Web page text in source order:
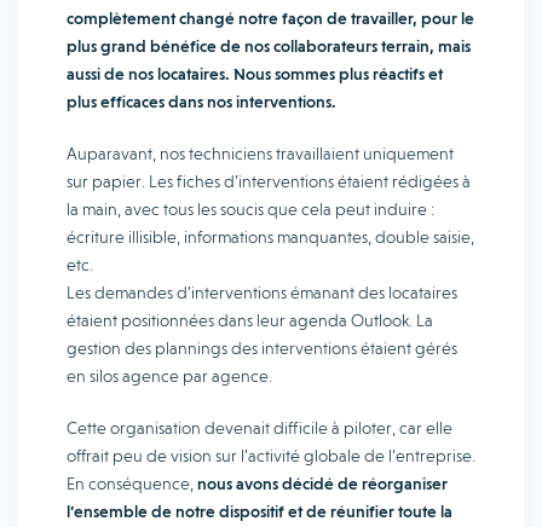
complètement changé notre façon de travailler, pour le
plus grand bénéfice de nos collaborateurs terrain, mais
aussi de nos locataires. Nous sommes plus réactifs et
plus efficaces dans nos interventions.
Auparavant, nos techniciens travaillaient uniquement
sur papier. Les fiches d’interventions étaient rédigées à
la main, avec tous les soucis que cela peut induire :
écriture illisible, informations manquantes, double saisie,
etc.
Les demandes d’interventions émanant des locataires
étaient positionnées dans leur agenda Outlook. La
gestion des plannings des interventions étaient gérés
en silos agence par agence.
Cette organisation devenait difficile à piloter, car elle
offrait peu de vision sur l’activité globale de l’entreprise.
En conséquence, nous avons décidé de réorganiser
l’ensemble de notre dispositif et de réunifier toute la